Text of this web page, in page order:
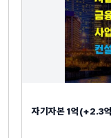
자기자본 1억(+2.3